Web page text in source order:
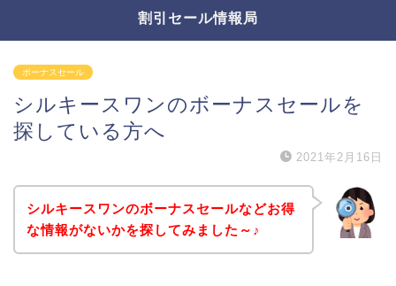
割引セール情報局
ボーナスセール
シルキースワンのボーナスセールを
探している方へ
2021年2月16日
シルキースワンのボーナスセールなどお得
な情報がないかを探してみました～♪